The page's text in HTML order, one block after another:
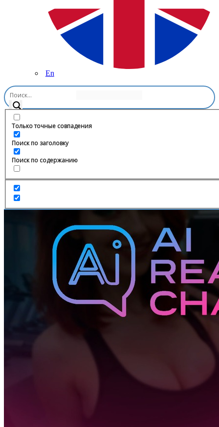
En
Только точные совпадения
Поиск по заголовку
Поиск по содержанию
Главная